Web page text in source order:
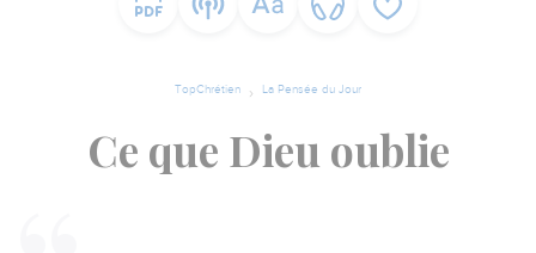
TopChrétien La Pensée du Jour
Ce que Dieu oublie